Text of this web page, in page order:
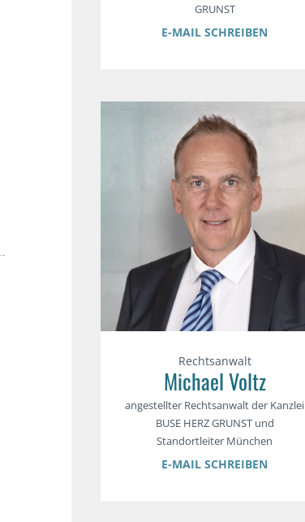
GRUNST
E-MAIL SCHREIBEN
Rechtsanwalt
Michael Voltz
angestellter Rechtsanwalt der Kanzlei
BUSE HERZ GRUNST und
Standortleiter München
E-MAIL SCHREIBEN